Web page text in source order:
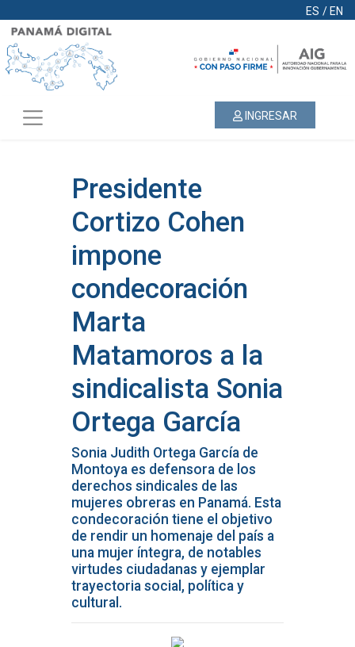
ES / EN
INGRESAR
Presidente
Cortizo Cohen
impone
condecoración
Marta
Matamoros a la
sindicalista Sonia
Ortega García
Sonia Judith Ortega García de
Montoya es defensora de los
derechos sindicales de las
mujeres obreras en Panamá. Esta
condecoración tiene el objetivo
de rendir un homenaje del país a
una mujer íntegra, de notables
virtudes ciudadanas y ejemplar
trayectoria social, política y
cultural.